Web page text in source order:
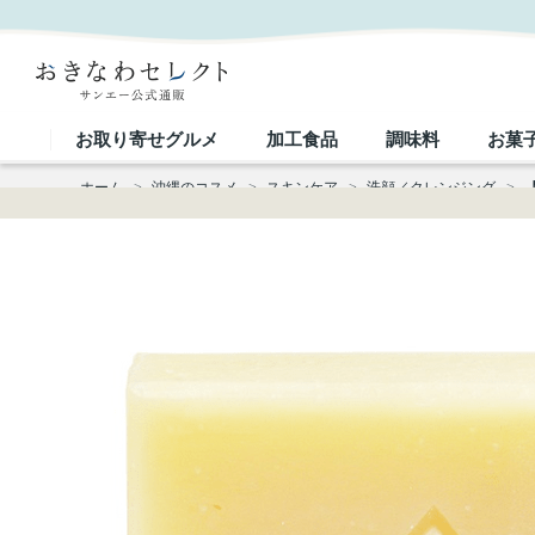
お取り寄せグルメ 加工食品 調味料 お菓
ホーム > 沖縄のコスメ > スキンケア > 洗顔／クレンジング >